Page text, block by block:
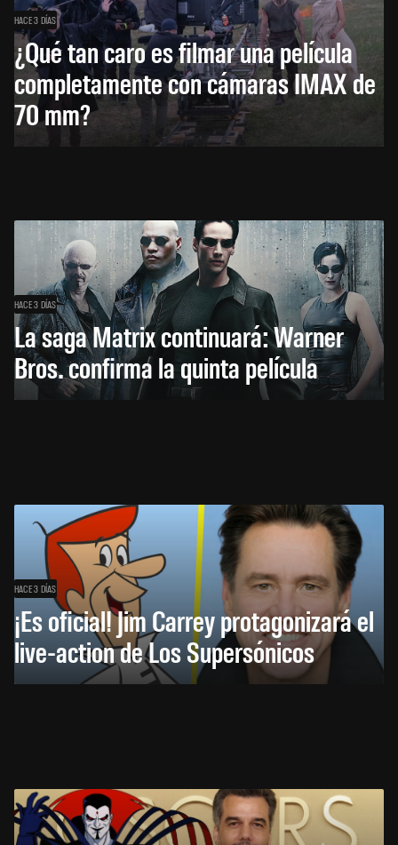
HACE 3 DÍAS
¿Qué tan caro es filmar una película
completamente con cámaras IMAX de
70 mm?
HACE 3 DÍAS
La saga Matrix continuará: Warner
Bros. confirma la quinta película
HACE 3 DÍAS
¡Es oficial! Jim Carrey protagonizará el
live-action de Los Supersónicos